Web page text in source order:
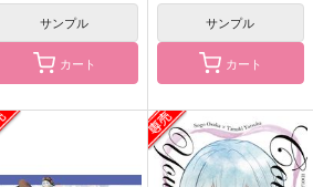
サンプル
カート
サンプル
カート